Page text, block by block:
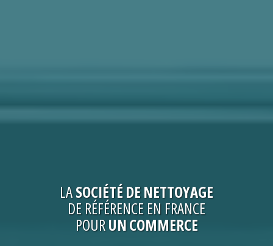
LASOCIÉTÉDE NETTOYAGE
DE RÉFÉRENCE EN FRANCE
POURUN COMMERCE